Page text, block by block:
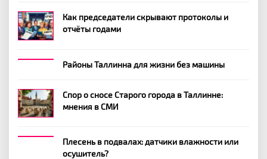
Как председатели скрывают протоколы и
отчёты годами
Районы Таллинна для жизни без машины
Спор о сносе Старого города в Таллинне:
мнения в СМИ
Плесень в подвалах: датчики влажности или
осушитель?